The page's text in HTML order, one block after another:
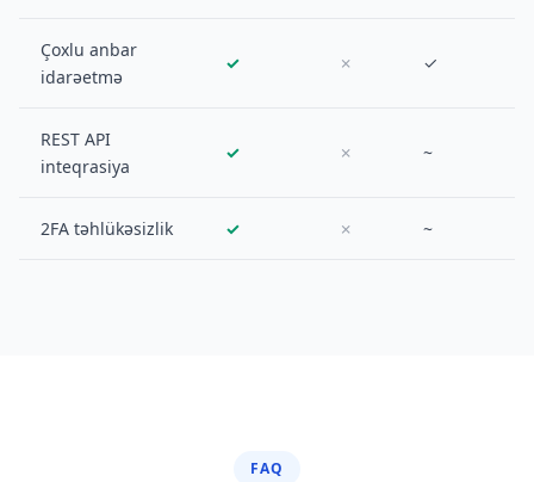
Çoxlu anbar
idarəetmə
✓ ✗ ✓
REST API
inteqrasiya
✓ ✗ ~
2FA təhlükəsizlik ✓ ✗ ~
FAQ